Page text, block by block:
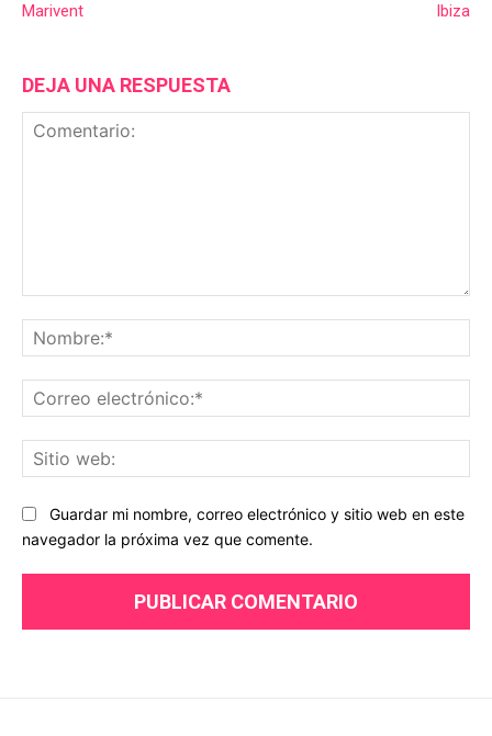
Marivent
Ibiza
DEJA UNA RESPUESTA
Guardar mi nombre, correo electrónico y sitio web en este
navegador la próxima vez que comente.